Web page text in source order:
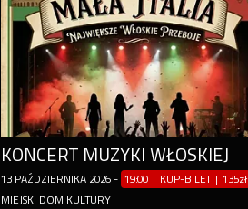
KONCERT MUZYKI WŁOSKIEJ
13 PAŹDZIERNIKA 2026 - 19:00 | KUP-BILET | 135zł
MIEJSKI DOM KULTURY